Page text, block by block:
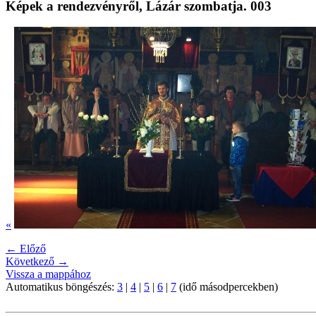
Képek a rendezvényről, Lázár szombatja. 003
«
← Előző
Következő →
Vissza a mappához
Automatikus böngészés: 3 | 4 | 5 | 6 | 7 (idő másodpercekben)